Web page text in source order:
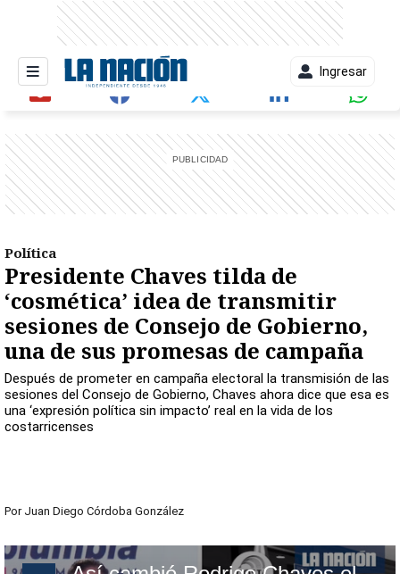
Ingresar
Política
Presidente Chaves tilda de
‘cosmética’ idea de transmitir
sesiones de Consejo de Gobierno,
una de sus promesas de campaña
Después de prometer en campaña electoral la transmisión de las
sesiones del Consejo de Gobierno, Chaves ahora dice que esa es
una ‘expresión política sin impacto’ real en la vida de los
costarricenses
Por Juan Diego Córdoba González